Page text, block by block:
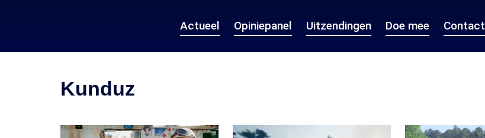
Actueel Opiniepanel Uitzendingen Doe mee Contact
Kunduz